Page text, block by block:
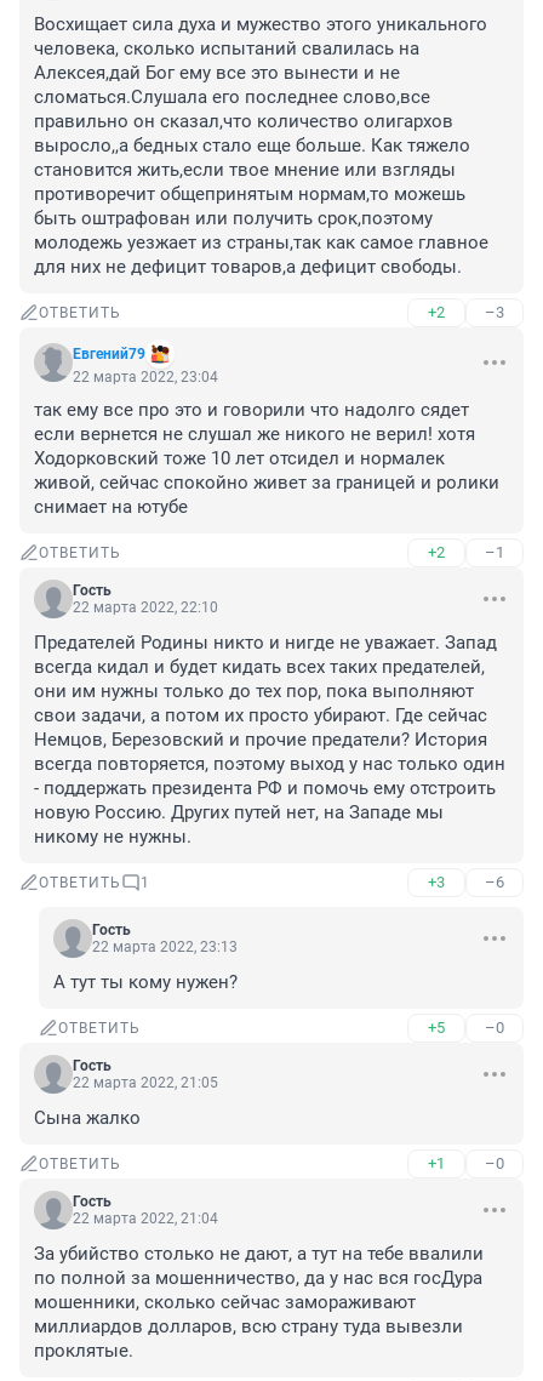
Восхищает сила духа и мужество этого уникального
человека, сколько испытаний свалилась на
Алексея,дай Бог ему все это вынести и не
сломаться.Слушала его последнее слово,все
правильно он сказал,что количество олигархов
выросло,,а бедных стало еще больше. Как тяжело
становится жить,если твое мнение или взгляды
противоречит общепринятым нормам,то можешь
быть оштрафован или получить срок,поэтому
молодежь уезжает из страны,так как самое главное
для них не дефицит товаров,а дефицит свободы.
ОТВЕТИТЬ +2 –3
Евгений79
22 марта 2022, 23:04
так ему все про это и говорили что надолго сядет
если вернется не слушал же никого не верил! хотя
Ходорковский тоже 10 лет отсидел и нормалек
живой, сейчас спокойно живет за границей и ролики
снимает на ютубе
ОТВЕТИТЬ +2 –1
Гость
22 марта 2022, 22:10
Предателей Родины никто и нигде не уважает. Запад
всегда кидал и будет кидать всех таких предателей,
они им нужны только до тех пор, пока выполняют
свои задачи, а потом их просто убирают. Где сейчас
Немцов, Березовский и прочие предатели? История
всегда повторяется, поэтому выход у нас только один
- поддержать президента РФ и помочь ему отстроить
новую Россию. Других путей нет, на Западе мы
никому не нужны.
ОТВЕТИТЬ 1 +3 –6
Гость
22 марта 2022, 23:13
А тут ты кому нужен?
ОТВЕТИТЬ +5 –0
Гость
22 марта 2022, 21:05
Сына жалко
ОТВЕТИТЬ +1 –0
Гость
22 марта 2022, 21:04
За убийство столько не дают, а тут на тебе ввалили
по полной за мошенничество, да у нас вся госДура
мошенники, сколько сейчас замораживают
миллиардов долларов, всю страну туда вывезли
проклятые.